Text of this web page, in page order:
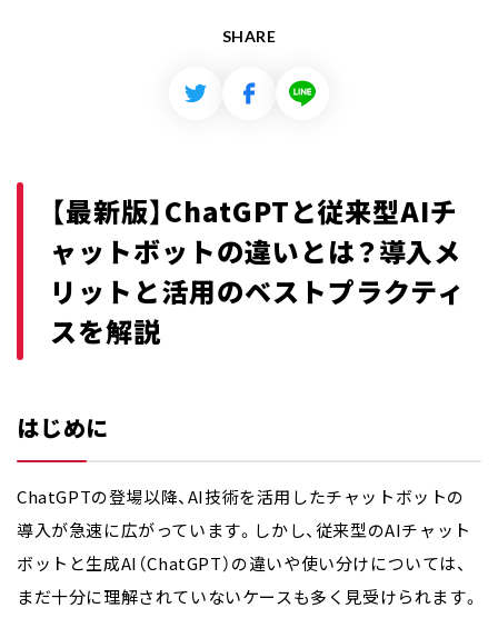
SHARE
【最新版】ChatGPTと従来型AIチ
ャットボットの違いとは？導入メ
リットと活用のベストプラクティ
スを解説
はじめに
ChatGPTの登場以降、AI技術を活用したチャットボットの
導入が急速に広がっています。しかし、従来型のAIチャット
ボットと生成AI（ChatGPT）の違いや使い分けについては、
まだ十分に理解されていないケースも多く見受けられます。